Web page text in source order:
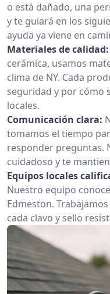
o está dañado, una
y te guiará en los
ayuda ya viene en
Materiales de calidad:
cerámica, usamos
clima de NY. Cada
seguridad y por cómo
locales.
Comunicación clara:
tomamos el tiempo
responder preguntas.
cuidadoso y te
Equipos locales
Nuestro equipo
Edmeston.
cada clavo y sello